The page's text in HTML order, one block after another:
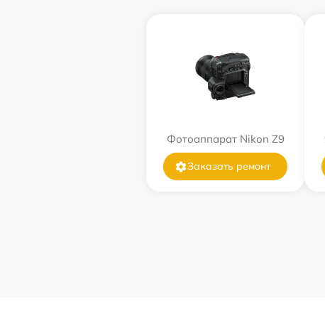
Фотоаппарат Nikon Z9
Заказать ремонт